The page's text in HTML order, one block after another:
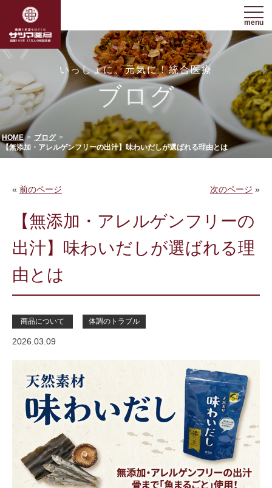
menu
いっしょに、元気に！統合医療
ブログ
HOME
ブログ
【無添加・アレルゲンフリーの出汁】味わいだしが選ばれる理由とは
« 前のページ 次のページ »
【無添加・アレルゲンフリーの
出汁】味わいだしが選ばれる理
由とは
商品について 体調のトラブル
2026.03.09